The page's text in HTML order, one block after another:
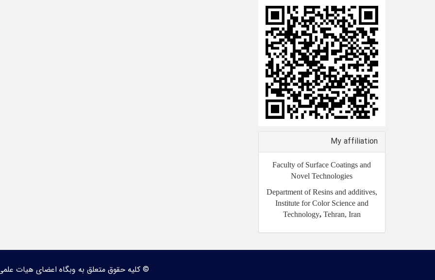
My affiliation
Faculty of Surface Coatings and
Novel Technologies
Department of Resins and additives,
Institute for Color Science and
Technology, Tehran, Iran
© کلیه حقوق متعلق به وبگاه اعضای هیات